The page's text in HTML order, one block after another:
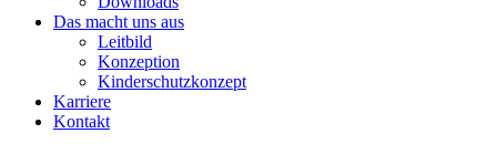
Das macht uns aus
Leitbild
Konzeption
Kinderschutzkonzept
Karriere
Kontakt